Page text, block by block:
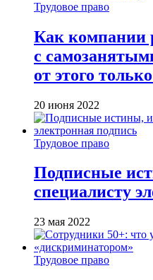
Трудовое право
Как компании
с
от этого
20 июня 2022
Трудовое право
Подписные
специалисту
23 мая 2022
Трудовое право